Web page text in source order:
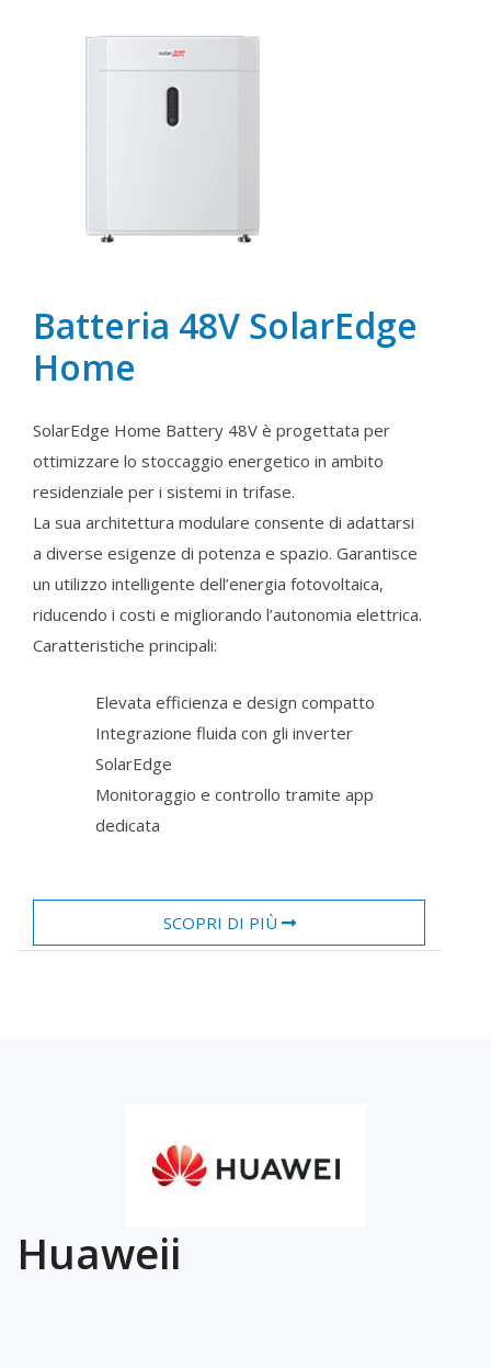
Batteria 48V SolarEdge
Home
SolarEdge Home Battery 48V è progettata per
ottimizzare lo stoccaggio energetico in ambito
residenziale per i sistemi in trifase.
La sua architettura modulare consente di adattarsi
a diverse esigenze di potenza e spazio. Garantisce
un utilizzo intelligente dell’energia fotovoltaica,
riducendo i costi e migliorando l’autonomia elettrica.
Caratteristiche principali:
Elevata efficienza e design compatto
Integrazione fluida con gli inverter
SolarEdge
Monitoraggio e controllo tramite app
dedicata
SCOPRI DI PIÙ
Huaweii